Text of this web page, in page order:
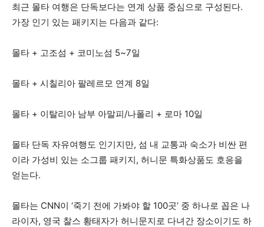
최근 몰타 여행은 단독보다는 연계 상품 중심으로 구성된다.
가장 인기 있는 패키지는 다음과 같다:
몰타 + 고조섬 + 코미노섬 5~7일
몰타 + 시칠리아 팔레르모 연계 8일
몰타 + 이탈리아 남부 아말피/나폴리 + 로마 10일
몰타 단독 자유여행도 인기지만, 섬 내 교통과 숙소가 비싼 편
이라 가성비 있는 소그룹 패키지, 허니문 특화상품도 호응을
얻는다.
몰타는 CNN이 ‘죽기 전에 가봐야 할 100곳’ 중 하나로 꼽은 나
라이자, 영국 찰스 황태자가 허니문지로 다녀간 장소이기도 하